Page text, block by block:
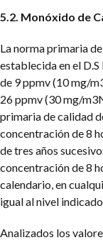
5.2. Monóxido de
La norma primaria
establecida en el
de 9 ppmv (10 mg/
26 ppmv (30 mg/
primaria de calidad
concentración de 8
de tres años
concentración de 8
calendario, en
igual al nivel
Analizados los